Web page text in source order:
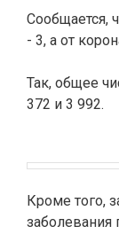
Сообщается,
- 3, а от
Так, общее
372 и 3 992.
Кроме того,